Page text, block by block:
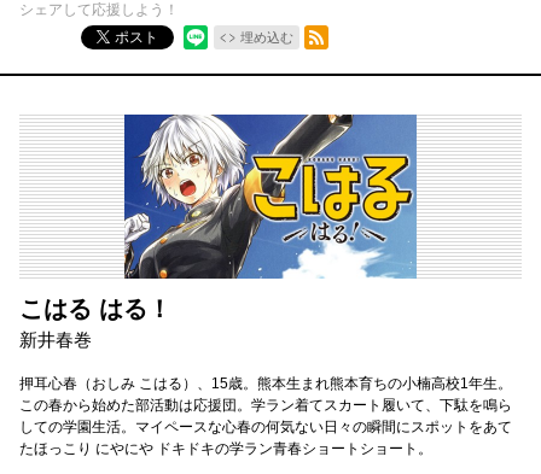
シェアして応援しよう！
ポスト
埋め込む
RSSフィード
こはる はる！
新井春巻
押耳心春（おしみ こはる）、15歳。熊本生まれ熊本育ちの小楠高校1年生。
この春から始めた部活動は応援団。学ラン着てスカート履いて、下駄を鳴ら
しての学園生活。マイペースな心春の何気ない日々の瞬間にスポットをあて
たほっこり にやにや ドキドキの学ラン青春ショートショート。